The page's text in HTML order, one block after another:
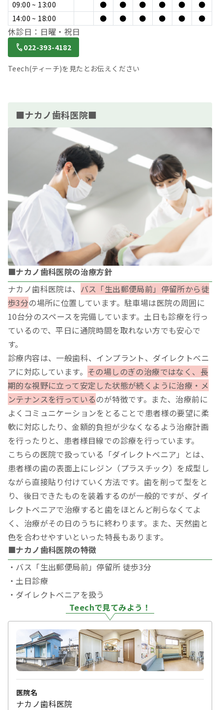
09:00 ~ 13:00 ● ● ● ● ●
●
14:00 ~ 18:00
● ● ● ● ● ●
休診日：日曜・祝日
022-393-4182
Teech(ティーチ)を見たとお伝えください
■ナカノ歯科医院■
■ナカノ歯科医院の治療方針
ナカノ歯科医院は、 バス「生出郵便局前」停留所から徒
歩3分の場所に位置しています。駐車場は医院の周囲に
10台分のスペースを完備しています。土日も診療を行っ
ているので、平日に通院時間を取れない方でも安心で
す。
診療内容は、一般歯科、インプラント、ダイレクトべニ
アに対応しています。 その場しのぎの治療ではなく、長
期的な視野に立って安定した状態が続くように治療・メ
ンテナンスを行っているのが特徴です。また、治療前に
よくコミュニケーションをとることで患者様の要望に柔
軟に対応したり、金額的負担が少なくなるよう治療計画
を行ったりと、患者様目線での診療を行っています。
こちらの医院で扱っている「ダイレクトべニア」とは、
患者様の歯の表面上にレジン（プラスチック）を成型し
ながら直接貼り付けていく方法です。歯を削って型をと
り、後日できたものを装着するのが一般的ですが、ダイ
レクトべニアで治療すると歯をほとんど削らなくてよ
く、治療がその日のうちに終わります。また、天然歯と
色を合わせやすいといった特長もあります。
■ナカノ歯科医院の特徴
・バス「生出郵便局前」停留所 徒歩3分
・土日診療
・ダイレクトべニアを扱う
Teechで見てみよう！
医院名
ナカノ歯科医院